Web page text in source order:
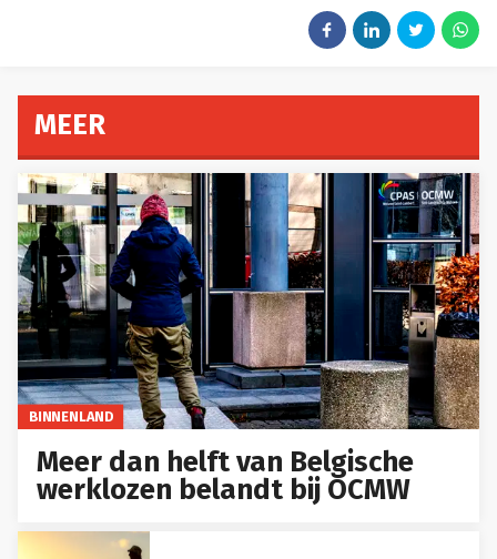
MEER
BINNENLAND
Meer dan helft van Belgische
werklozen belandt bij OCMW